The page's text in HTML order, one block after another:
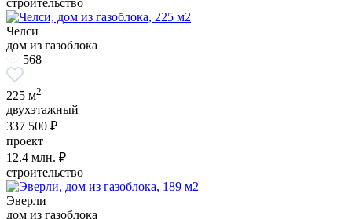
строительство
Челси
дом из газоблока
568
225 м2
двухэтажный
337 500 ₽
проект
12.4 млн. ₽
строительство
Эверли
дом из газоблока